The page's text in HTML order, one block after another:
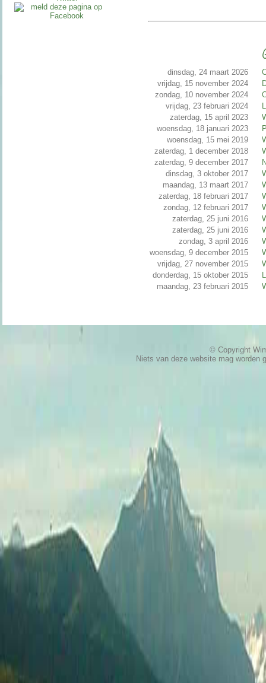
dinsdag, 24 maart 2026
vrijdag, 15 november 2024
zondag, 10 november 2024
vrijdag, 23 februari 2024
zaterdag, 15 april 2023
woensdag, 18 januari 2023
woensdag, 15 mei 2019
zaterdag, 1 december 2018
zaterdag, 9 december 2017
dinsdag, 3 oktober 2017
maandag, 13 maart 2017
zaterdag, 18 februari 2017
zondag, 12 februari 2017
zaterdag, 25 juni 2016
zaterdag, 25 juni 2016
zondag, 3 april 2016
woensdag, 9 december 2015
vrijdag, 27 november 2015
donderdag, 15 oktober 2015
maandag, 23 februari 2015
© Copyright
Niets van deze website mag worden